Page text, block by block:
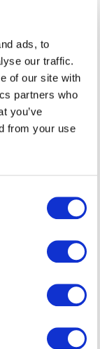
ads, to
our traffic.
of our site with
partners who
you’ve
from your use
Aktualität,
Inhalte
die
Sollten aus
verstoßen
bitte mit.
sich hierbei
deutschen
sowie alle
mit der
dem Recht